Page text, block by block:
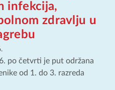
infekcija,
zdravlju u
po četvrti je put održana
od 1. do 3. razreda